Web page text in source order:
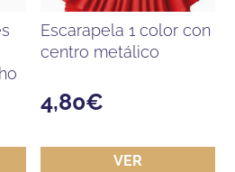
escarapela 1 color con
centro metálico
4,80€
VER